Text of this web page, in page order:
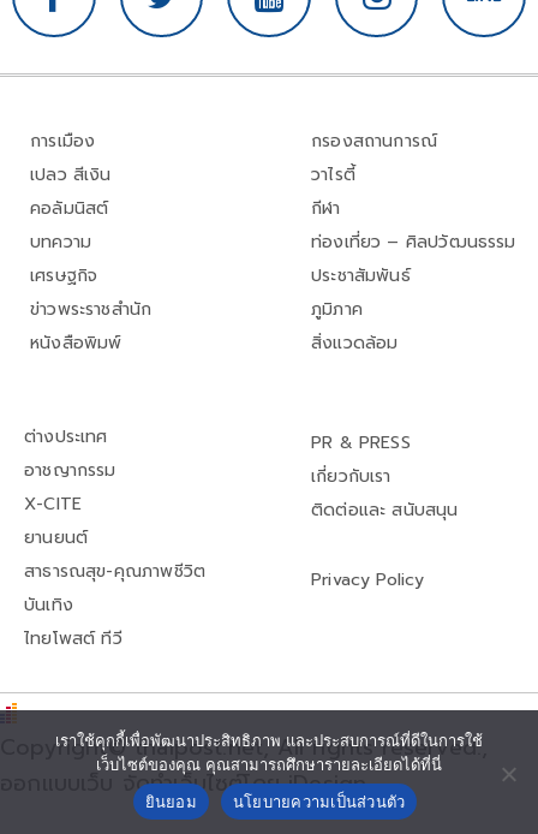
การเมือง
เปลว สีเงิน
คอลัมนิสต์
บทความ
เศรษฐกิจ
ข่าวพระราชสำนัก
หนังสือพิมพ์
กรองสถานการณ์
วาไรตี้
กีฬา
ท่องเที่ยว – ศิลปวัฒนธรรม
ประชาสัมพันธ์
ภูมิภาค
สิ่งแวดล้อม
ต่างประเทศ
อาชญากรรม
X-CITE
ยานยนต์
สาธารณสุข-คุณภาพชีวิต
บันเทิง
ไทยโพสต์ ทีวี
PR & PRESS
เกี่ยวกับเรา
ติดต่อและ สนับสนุน
Privacy Policy
Copyright© thaipost.net, All rights reserved.,
ออกแบบเว็บ จัดทำเว็บไซต์โดย iDesign
เราใช้คุกกี้เพื่อพัฒนาประสิทธิภาพ และประสบการณ์ที่ดีในการใช้
เว็บไซต์ของคุณ คุณสามารถศึกษารายละเอียดได้ที่นี่
ยินยอม
นโยบายความเป็นส่วนตัว